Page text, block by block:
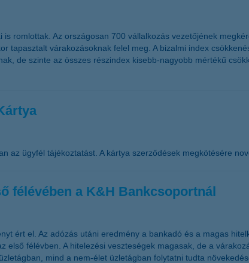
romlottak. Az országosan 700 vállalkozás vezetőjének
tapasztalt várakozásoknak felel meg. A bizalmi index
de szinte az összes részindex kisebb-nagyobb mértékű
az ügyfél tájékoztatást. A kártya szerződések megkötésére
félévében a K&H Bankcsoportnál
ért el. Az adózás utáni eredmény a bankadó és a magas
félévben. A hitelezési veszteségek magasak, de a
mind a nem-élet üzletágban folytatni tudta